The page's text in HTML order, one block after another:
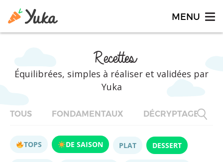
Recettes
Équilibrées, simples à réaliser et validées par
Yuka
TOUS FONDAMENTAUX DÉCRYPTAGES
TOPS DE SAISON PLAT DESSERT